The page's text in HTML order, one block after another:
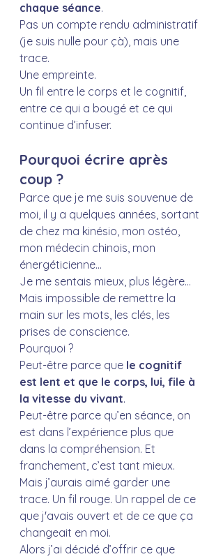
chaque séance.
Pas un compte rendu administratif
(je suis nulle pour çà), mais une
trace.
Une empreinte.
Un fil entre le corps et le cognitif,
entre ce qui a bougé et ce qui
continue d’infuser.
Pourquoi écrire après
coup ?
Parce que je me suis souvenue de
moi, il y a quelques années, sortant
de chez ma kinésio, mon ostéo,
mon médecin chinois, mon
énergéticienne...
Je me sentais mieux, plus légère…
Mais impossible de remettre la
main sur les mots, les clés, les
prises de conscience.
Pourquoi ?
Peut-être parce que le cognitif
est lent et que le corps, lui, file à
la vitesse du vivant.
Peut-être parce qu’en séance, on
est dans l’expérience plus que
dans la compréhension. Et
franchement, c’est tant mieux.
Mais j’aurais aimé garder une
trace. Un fil rouge. Un rappel de ce
que j'avais ouvert et de ce que ça
changeait en moi.
Alors j’ai décidé d’offrir ce que